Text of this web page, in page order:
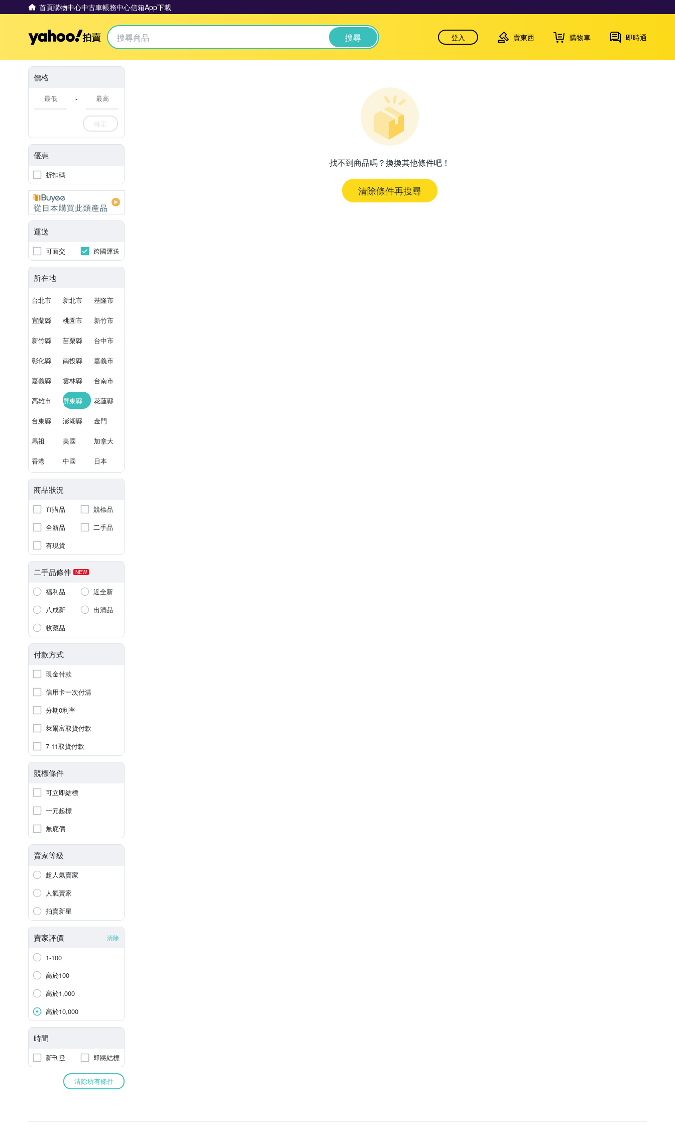
首頁購物中心中古車帳務中心信箱App下載
Yahoo拍賣 搜尋 登入 賣東西 購物車 即時通
價格
-
確定
優惠
折扣碼
運送
可面交 跨國運送
所在地
台北市 新北市 基隆市
宜蘭縣 桃園市 新竹市
新竹縣 苗栗縣 台中市
彰化縣 南投縣 嘉義市
嘉義縣 雲林縣 台南市
高雄市 屏東縣 花蓮縣
台東縣 澎湖縣 金門
馬祖 美國 加拿大
香港 中國 日本
商品狀況
直購品
競標品
全新品
二手品
有現貨
二手品條件 NEW
福利品
近全新
八成新
出清品
收藏品
付款方式
現金付款
信用卡一次付清
分期0利率
萊爾富取貨付款
7-11取貨付款
競標條件
可立即結標
一元起標
無底價
賣家等級
超人氣賣家
人氣賣家
拍賣新星
賣家評價 清除
1-100
高於100
高於1,000
高於10,000
時間
新刊登 即將結標
清除所有條件
找不到商品嗎？換換其他條件吧！
清除條件再搜尋